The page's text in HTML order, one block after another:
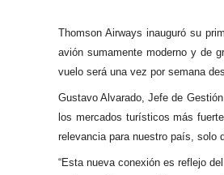
Thomson Airways inauguró su
avión sumamente moderno y de
vuelo será una vez por semana
Gustavo Alvarado, Jefe de
los mercados turísticos más
relevancia para nuestro país, solo
“Esta nueva conexión es reflejo